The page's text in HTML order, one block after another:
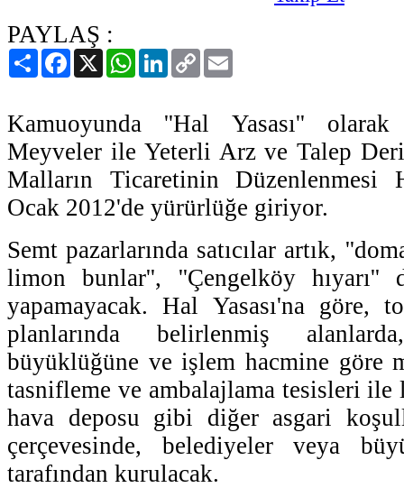
PAYLAŞ :
PaylaşFacebook
X WhatsAppLinkedIn
Copy
Link
Kamuoyunda ''Hal Yasası''
Meyveler ile Yeterli Arz ve Talep
Malların Ticaretinin Düzenlenmesi
Ocak 2012'de yürürlüğe giriyor.
Semt pazarlarında satıcılar artık,
limon bunlar'', ''Çengelköy hıyarı''
yapamayacak. Hal Yasası'na göre,
planlarında belirlenmiş
büyüklüğüne ve işlem hacmine göre
tasnifleme ve ambalajlama tesisleri ile
hava deposu gibi diğer asgari
çerçevesinde, belediyeler veya
tarafından kurulacak.